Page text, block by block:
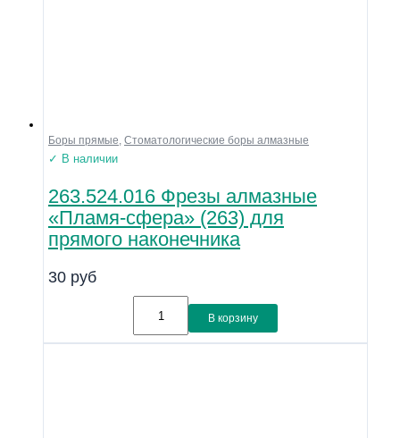
Боры прямые Стоматологические боры алмазные
✓ В наличии
263.524.016 Фрезы алмазные
«Пламя-сфера» (263) для
прямого наконечника
30 руб
В корзину